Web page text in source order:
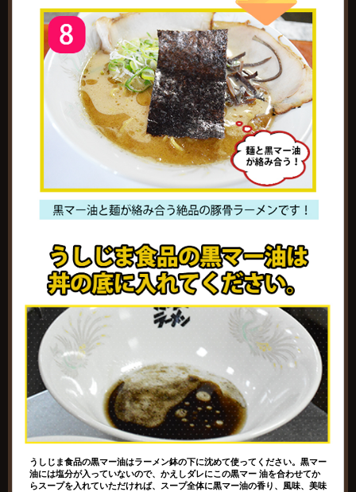
うしじま食品の黒マー油はラーメン鉢の下に沈めて使ってください。黒マー
油には塩分が入っていないので、かえしダレにこの黒マー 油を合わせてか
らスープを入れていただければ、スープ全体に黒マー油の香り、風味、美味